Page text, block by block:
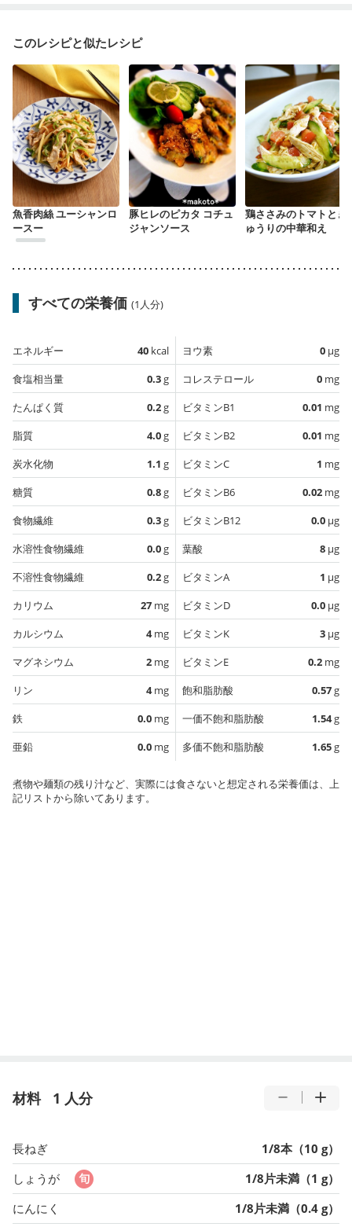
このレシピと似たレシピ
魚香肉絲 ユーシャンロ
ースー
豚ヒレのピカタ コチュ
ジャンソース
鶏ささみのトマトとき
ゅうりの中華和え
すべての栄養価 (1人分)
エネルギー 40 kcal
食塩相当量
0.3g
たんぱく質
0.2g
脂質
4.0g
炭水化物
1.1 g
糖質
0.8g
食物繊維
0.3g
水溶性食物繊維
0.0g
不溶性食物繊維
0.2g
カリウム
27 mg
カルシウム
4mg
マグネシウム
2 mg
リン
4mg
鉄
0.0 mg
亜鉛
0.0 mg
ヨウ素 0 µg
コレステロール
0 mg
ビタミンB1
0.01 mg
ビタミンB2
0.01 mg
ビタミンC
1 mg
ビタミンB6
0.02 mg
ビタミンB12
0.0 µg
葉酸
8 µg
ビタミンA
1 µg
ビタミンD
0.0 µg
ビタミンK
3 µg
ビタミンE
0.2 mg
飽和脂肪酸
0.57g
一価不飽和脂肪酸
1.54g
多価不飽和脂肪酸
1.65g
煮物や麺類の残り汁など、実際には食さないと想定される栄養価は、上
記リストから除いてあります。
材料 1 人分
長ねぎ
1/8本（10 g）
しょうが
1/8片未満（1 g）
にんにく
1/8片未満（0.4 g）